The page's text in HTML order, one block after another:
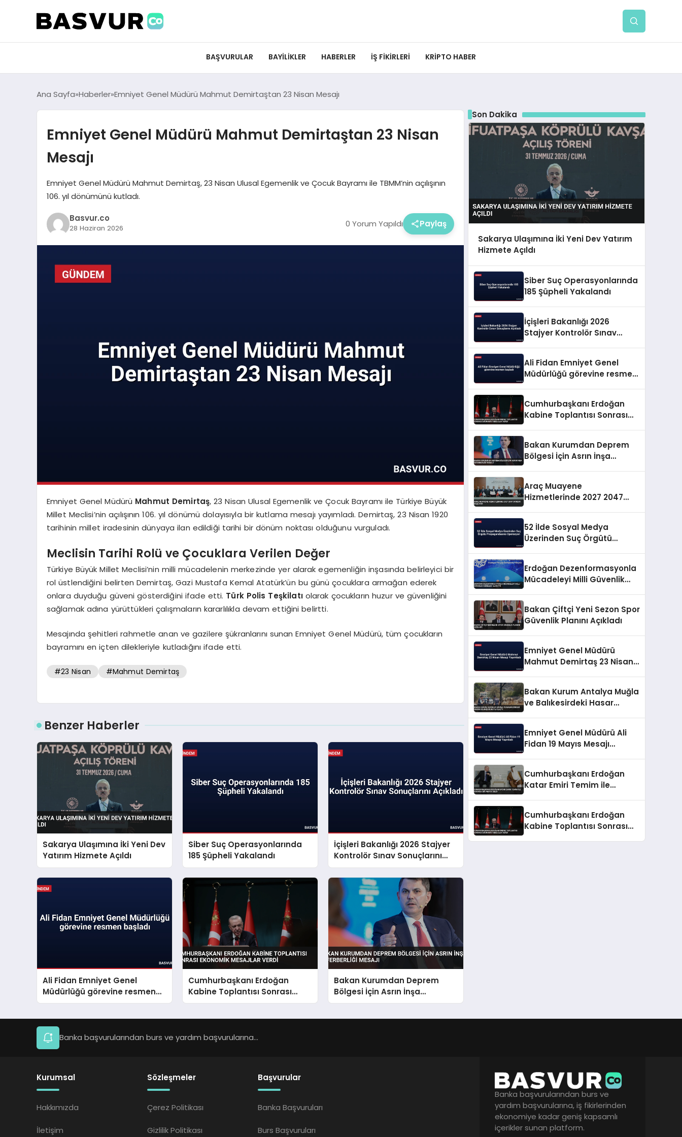
BAŞVURULAR BAYILIKLER HABERLER İŞ FIKIRLERI KRIPTO HABER
Ana Sayfa Haberler Emniyet Genel Müdürü Mahmut Demirtaştan 23 Nisan Mesajı
Emniyet Genel Müdürü Mahmut Demirtaştan 23 Nisan
Mesajı
Emniyet Genel Müdürü Mahmut Demirtaş, 23 Nisan Ulusal Egemenlik ve Çocuk Bayramı ile TBMM’nin açılışının
106. yıl dönümünü kutladı.
Basvur.co
28 Haziran 2026 0 Yorum Yapıldı Paylaş
Emniyet Genel Müdürü Mahmut Demirtaş, 23 Nisan Ulusal Egemenlik ve Çocuk Bayramı ile Türkiye Büyük
Millet Meclisi’nin açılışının 106. yıl dönümü dolayısıyla bir kutlama mesajı yayımladı. Demirtaş, 23 Nisan 1920
tarihinin millet iradesinin dünyaya ilan edildiği tarihi bir dönüm noktası olduğunu vurguladı.
Meclisin Tarihi Rolü ve Çocuklara Verilen Değer
Türkiye Büyük Millet Meclisi’nin milli mücadelenin merkezinde yer alarak egemenliğin inşasında belirleyici bir
rol üstlendiğini belirten Demirtaş, Gazi Mustafa Kemal Atatürk’ün bu günü çocuklara armağan ederek
onlara duyduğu güveni gösterdiğini ifade etti. Türk Polis Teşkilatıolarak çocukların huzur ve güvenliğini
sağlamak adına yürüttükleri çalışmaların kararlılıkla devam ettiğini belirtti.
Mesajında şehitleri rahmetle anan ve gazilere şükranlarını sunan Emniyet Genel Müdürü, tüm çocukların
bayramını en içten dilekleriyle kutladığını ifade etti.
#23 Nisan #Mahmut Demirtaş
Benzer Haberler
Sakarya Ulaşımına İki Yeni Dev
Yatırım Hizmete Açıldı
Siber Suç Operasyonlarında
185 Şüpheli Yakalandı
İçişleri Bakanlığı 2026 Stajyer
Kontrolör Sınav Sonuçlarını
Açıkladı
Ali Fidan Emniyet Genel
Müdürlüğü görevine resmen
başladı
Cumhurbaşkanı Erdoğan
Kabine Toplantısı Sonrası
Ekonomik Mesajlar Verdi
Bakan Kurumdan Deprem
Bölgesi İçin Asrın İnşa
Seferberliği Mesajı
Son Dakika
Sakarya Ulaşımına İki Yeni Dev Yatırım
Hizmete Açıldı
Siber Suç Operasyonlarında
185 Şüpheli Yakalandı
İçişleri Bakanlığı 2026
Stajyer Kontrolör Sınav
Ali Fidan Emniyet Genel
Müdürlüğü görevine resmen
Cumhurbaşkanı Erdoğan
Kabine Toplantısı Sonrası
Bakan Kurumdan Deprem
Bölgesi İçin Asrın İnşa
Araç Muayene
Hizmetlerinde 2027 2047
52 İlde Sosyal Medya
Üzerinden Suç Örgütü
Erdoğan Dezenformasyonla
Mücadeleyi Milli Güvenlik
Bakan Çiftçi Yeni Sezon Spor
Güvenlik Planını Açıkladı
Emniyet Genel Müdürü
Mahmut Demirtaş 23 Nisan
Bakan Kurum Antalya Muğla
ve Balıkesirdeki Hasar
Emniyet Genel Müdürü Ali
Fidan 19 Mayıs Mesajı
Cumhurbaşkanı Erdoğan
Katar Emiri Temim ile
Cumhurbaşkanı Erdoğan
Kabine Toplantısı Sonrası
Banka başvurularından burs ve yardım başvurularına...
Kurumsal
Hakkımızda
İletişim
Sözleşmeler
Çerez Politikası
Gizlilik Politikası
Başvurular
Banka Başvuruları
Burs Başvuruları
Banka başvurularından burs ve
yardım başvurularına, iş fikirlerinden
ekonomiye kadar geniş kapsamlı
içerikler sunan platform.